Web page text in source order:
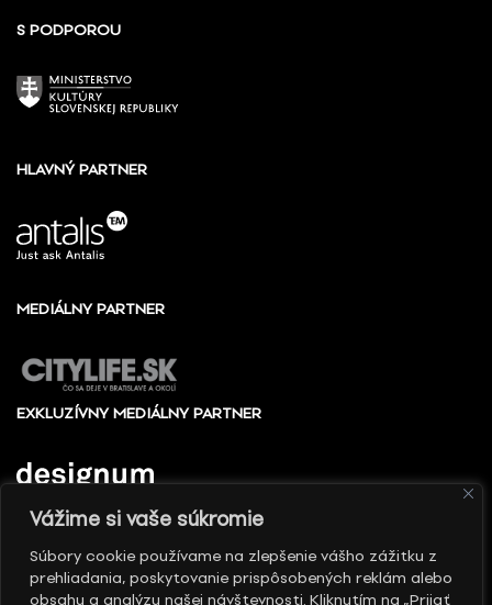
Vážime si vaše súkromie
Súbory cookie používame na zlepšenie vášho zážitku z
prehliadania, poskytovanie prispôsobených reklám alebo
obsahu a analýzu našej návštevnosti. Kliknutím na „Prijať
S PODPOROU
HLAVNÝ PARTNER
MEDIÁLNY PARTNER
EXKLUZÍVNY MEDIÁLNY PARTNER
© 2010 - 2026 Slovenské centrum dizajnu, Všetky